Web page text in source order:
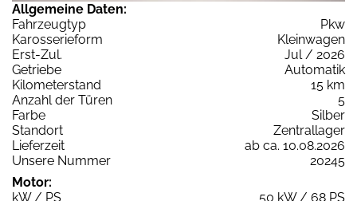
Allgemeine Daten:
Fahrzeugtyp
Pkw
Karosserieform
Kleinwagen
Erst-Zul.
Jul / 2026
Getriebe
Automatik
Kilometerstand
15 km
Anzahl der Türen
5
Farbe
Silber
Standort
Zentrallager
Lieferzeit
ab ca. 10.08.2026
Unsere Nummer
20245
Motor:
kW / PS
50 kW / 68 PS